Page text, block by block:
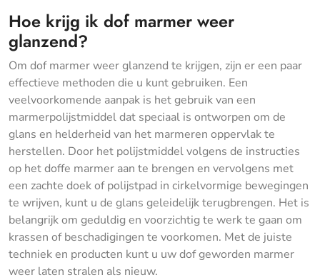
Hoe krijg ik dof marmer weer
glanzend?
Om dof marmer weer glanzend te krijgen, zijn er een paar
effectieve methoden die u kunt gebruiken. Een
veelvoorkomende aanpak is het gebruik van een
marmerpolijstmiddel dat speciaal is ontworpen om de
glans en helderheid van het marmeren oppervlak te
herstellen. Door het polijstmiddel volgens de instructies
op het doffe marmer aan te brengen en vervolgens met
een zachte doek of polijstpad in cirkelvormige bewegingen
te wrijven, kunt u de glans geleidelijk terugbrengen. Het is
belangrijk om geduldig en voorzichtig te werk te gaan om
krassen of beschadigingen te voorkomen. Met de juiste
techniek en producten kunt u uw dof geworden marmer
weer laten stralen als nieuw.